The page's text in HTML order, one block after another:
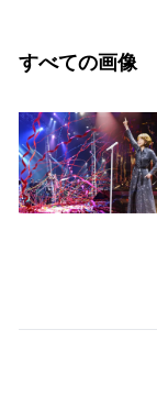
すべての画像